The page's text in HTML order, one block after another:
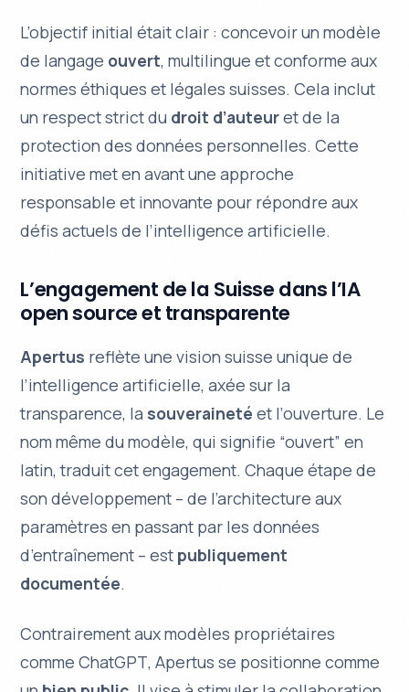
L’objectif initial était clair : concevoir un modèle
de langage ouvert,multilingue et conforme aux
normes éthiques et légales suisses. Cela inclut
un respect strict du droit d’auteuret de la
protection des données personnelles. Cette
initiative met en avant une approche
responsable et innovante pour répondre aux
défis actuels de l’intelligence artificielle.
L’engagement de la Suisse dans l’IA
open source et transparente
Apertus reflète une vision suisse unique de
l’intelligence artificielle, axée sur la
transparence, la souveraineté et l’ouverture. Le
nom même du modèle, qui signifie “ouvert” en
latin, traduit cet engagement. Chaque étape de
son développement – de l’architecture aux
paramètres en passant par les données
d’entraînement – est publiquement
documentée.
Contrairement aux modèles propriétaires
commeChatGPT, Apertus se positionne comme